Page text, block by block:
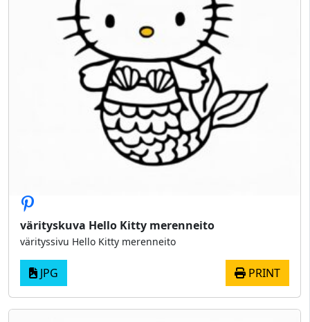
värityskuva Hello Kitty merenneito
värityssivu Hello Kitty merenneito
JPG PRINT